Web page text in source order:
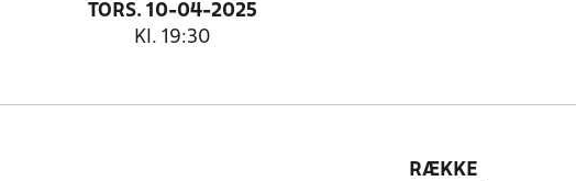
TORS. 10-04-2025
Kl. 19:30
RÆKKE